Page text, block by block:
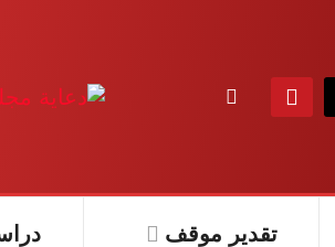
تقدير موقف